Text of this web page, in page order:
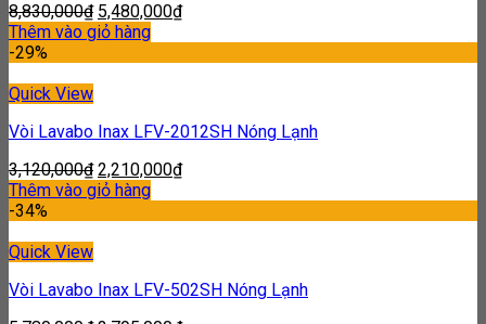
8,830,000₫ 5,480,000₫
Thêm vào giỏ hàng
-29%
Quick View
Vòi Lavabo Inax LFV-2012SH Nóng Lạnh
3,120,000₫ 2,210,000₫
Thêm vào giỏ hàng
-34%
Quick View
Vòi Lavabo Inax LFV-502SH Nóng Lạnh